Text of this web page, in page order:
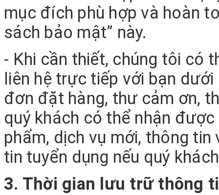
mục đích phù hợp và hoàn
sách bảo mật” này.
- Khi cần thiết, chúng tôi có
liên hệ trực tiếp với bạn
đơn đặt hàng, thư cảm ơn,
quý khách có thể nhận
phẩm, dịch vụ mới, thông
tin tuyển dụng nếu quý
3. Thời gian lưu trữ thông